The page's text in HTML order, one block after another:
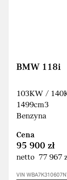
BMW 118i
103KW /
1499cm3
Benzyna
Cena
95 900 zł
netto 77 967
VIN